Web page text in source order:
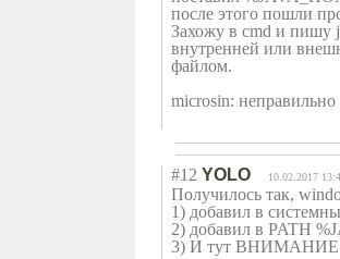
после этого пошли
Захожу в cmd и пишу
внутренней или
файлом.
microsin:
#12 YOLO 10.02.2017
Получилось так,
1) добавил в
2) добавил в PATH
3) И тут ВНИМАНИЕ!